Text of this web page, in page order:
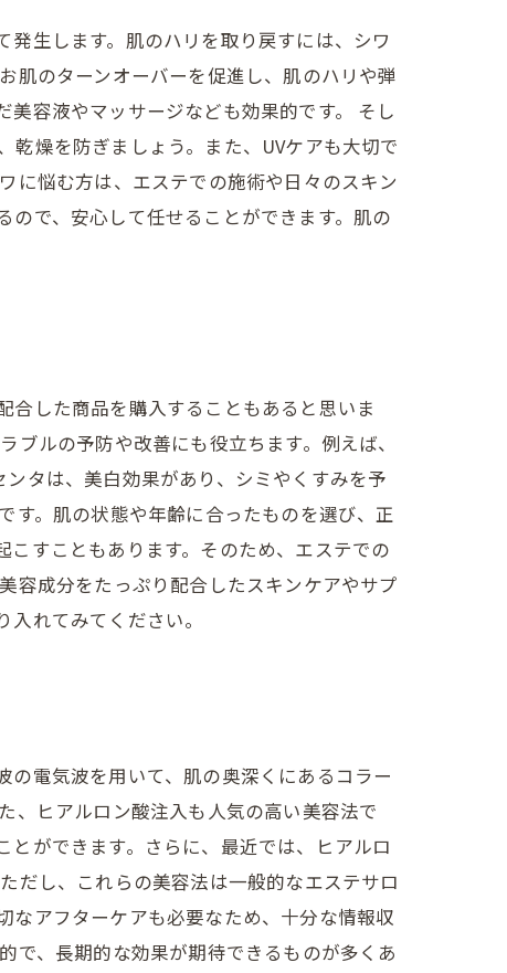
生します。肌のハリを取り戻すには、シワ
肌のターンオーバーを促進し、肌のハリや弾
容液やマッサージなども効果的です。 そし
燥を防ぎましょう。また、UVケアも大切で
に悩む方は、エステでの施術や日々のスキン
で、安心して任せることができます。肌の
した商品を購入することもあると思いま
ルの予防や改善にも役立ちます。例えば、
タは、美白効果があり、シミやくすみを予
す。肌の状態や年齢に合ったものを選び、正
すこともあります。そのため、エステでの
容成分をたっぷり配合したスキンケアやサプ
れてみてください。
電気波を用いて、肌の奥深くにあるコラー
、ヒアルロン酸注入も人気の高い美容法で
ができます。さらに、最近では、ヒアルロ
だし、これらの美容法は一般的なエステサロ
なアフターケアも必要なため、十分な情報収
で、長期的な効果が期待できるものが多くあ